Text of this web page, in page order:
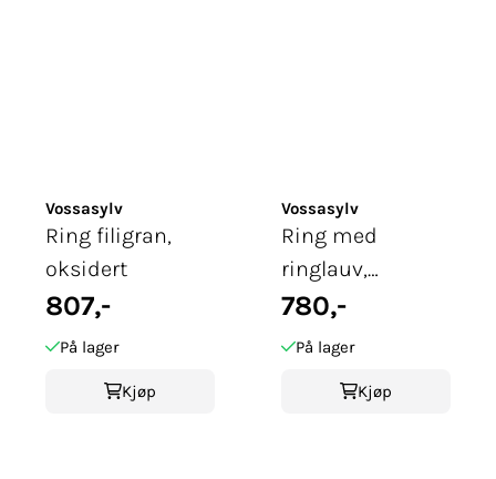
Vossasylv
Ring filigran,
oksidert
807,-
På lager
Kjøp
Vossasylv
Ring med
ringlauv,
oksidert
780,-
På lager
Kjøp